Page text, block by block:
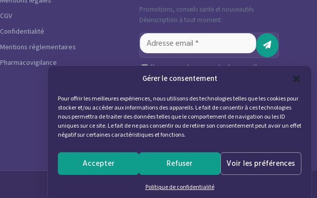
Gérer le consentement
Pour offrir les meilleures expériences, nous utilisons des technologies telles que les cookies pour
stocker et/ou accéder aux informations des appareils. Le fait de consentir à ces technologies
nous permettra de traiter des données telles que le comportement de navigation ou les ID
uniques sur ce site. Le fait de ne pas consentir ou de retirer son consentement peut avoir un effet
négatif sur certaines caractéristiques et fonctions.
Accepter Refuser Voir les préférences
Politique de confidentialité
CGV
Confidentialité
Mentions réglementaires
Pharmacovigilance
Promotions, conseils santé et nouveautés.
Désinscription à tout moment.
J'accepte de recevoir des emails
marketing conformément à la